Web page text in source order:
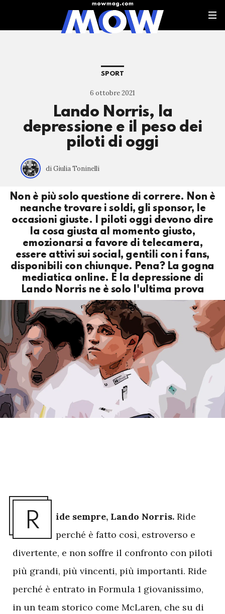
SPORT
6 ottobre 2021
Lando Norris, la
depressione e il peso dei
piloti di oggi
di Giulia Toninelli
Non è più solo questione di correre. Non è
neanche trovare i soldi, gli sponsor, le
occasioni giuste. I piloti oggi devono dire
la cosa giusta al momento giusto,
emozionarsi a favore di telecamera,
essere attivi sui social, gentili con i fans,
disponibili con chiunque. Pena? La gogna
mediatica online. E la depressione di
Lando Norris ne è solo l'ultima prova
R ide sempre, Lando Norris. Ride
perché è fatto così, estroverso e
divertente, e non soffre il confronto con piloti
più grandi, più vincenti, più importanti. Ride
perché è entrato in Formula 1 giovanissimo,
in un team storico come McLaren, che su di